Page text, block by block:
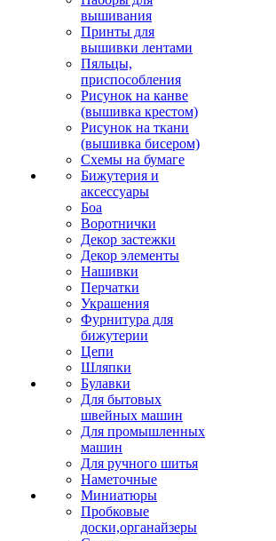
вышивания
Принты для
вышивки лентами
Пяльцы,
приспособления
Рисунок на канве
(вышивка крестом)
Рисунок на ткани
(вышивка бисером)
Схемы на бумаге
Бижутерия и
аксессуары
Боа
Воротнички
Декор застежки
Декор элементы
Нашивки
Перчатки
Украшения
Фурнитура для
бижутерии
Цепи
Шляпки
Булавки
Для бытовых
швейных машин
Для промышленных
машин
Для ручного шитья
Наметочные
Миниатюры
Пробковые
доски,органайзеры